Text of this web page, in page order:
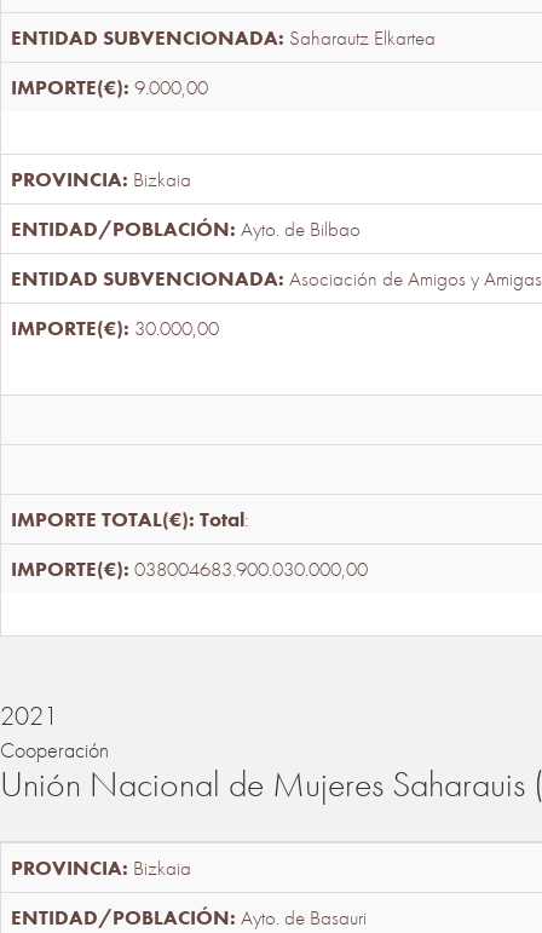
Saharautz Elkartea
9.000,00
Bizkaia
Ayto. de Bilbao
Asociación de Amigos y
30.000,00
Total:
038004683.900.030.000,00
2021
Cooperación
Unión Nacional de Mujeres
Bizkaia
Ayto. de Basauri